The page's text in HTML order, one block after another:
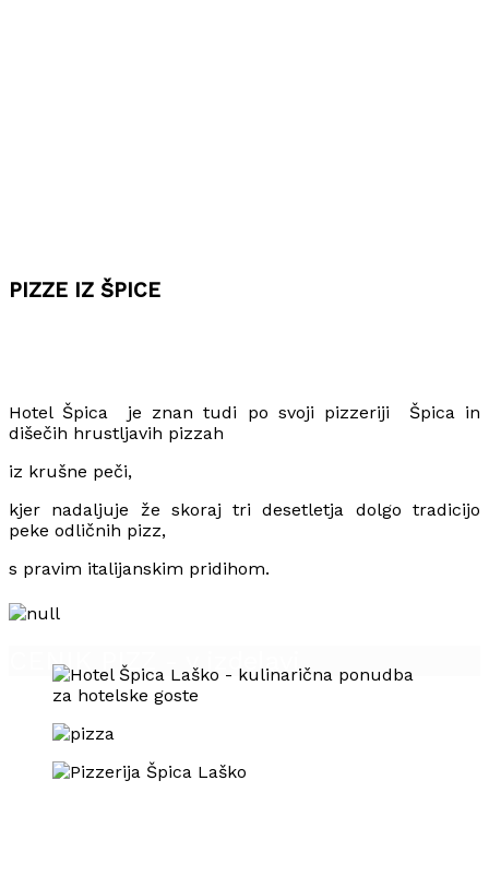
PIZZE IZ ŠPICE
Hotel Špica je znan tudi po svoji pizzeriji Špica in
dišečih hrustljavih pizzah
iz krušne peči,
kjer nadaljuje že skoraj tri desetletja dolgo tradicijo
peke odličnih pizz,
s pravim italijanskim pridihom.
CENIK PIZZ - v izdelavi